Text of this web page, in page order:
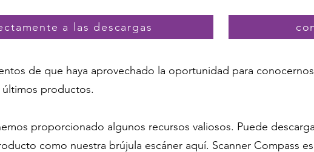
a las descargas
de que haya aprovechado la oportunidad para
productos.
proporcionado algunos recursos valiosos. Puede
como nuestra brújula escáner aquí. Scanner Compass